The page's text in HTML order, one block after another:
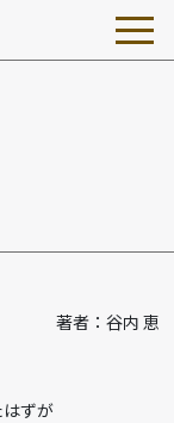
著者：谷内 恵
ずが